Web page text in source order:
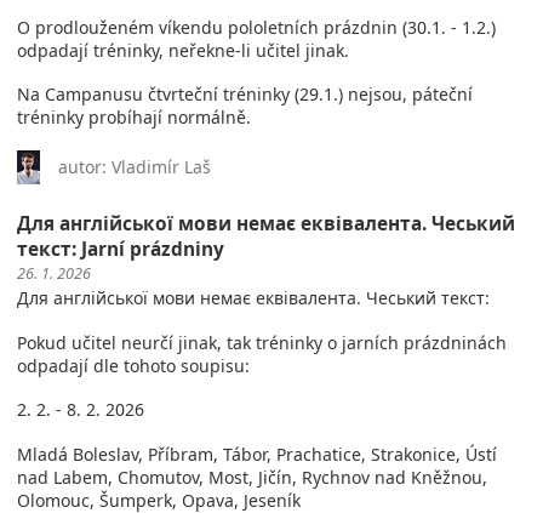
O prodlouženém víkendu pololetních prázdnin (30.1. - 1.2.)
odpadají tréninky, neřekne-li učitel jinak.
Na Campanusu čtvrteční tréninky (29.1.) nejsou, páteční
tréninky probíhají normálně.
autor: Vladimír Laš
Для англійської мови немає еквівалента. Чеський
текст: Jarní prázdniny
26. 1. 2026
Для англійської мови немає еквівалента. Чеський текст:
Pokud učitel neurčí jinak, tak tréninky o jarních prázdninách
odpadají dle tohoto soupisu:
2. 2. - 8. 2. 2026
Mladá Boleslav, Příbram, Tábor, Prachatice, Strakonice, Ústí
nad Labem, Chomutov, Most, Jičín, Rychnov nad Kněžnou,
Olomouc, Šumperk, Opava, Jeseník